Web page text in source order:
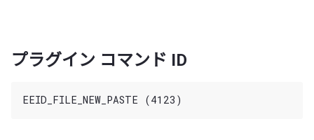
プラグイン コマンド ID